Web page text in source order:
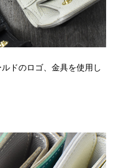
ドのロゴ、金具を使用し